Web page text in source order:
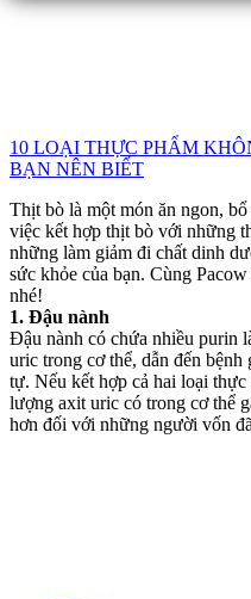
10 LOẠI THỰC PHẨM
BẠN NÊN BIẾT
Thịt bò là một món ăn ngon,
việc kết hợp thịt bò với những
những làm giảm đi chất dinh
sức khỏe của bạn. Cùng
nhé!
1. Đậu nành
Đậu nành có chứa nhiều purin
uric trong cơ thể, dẫn đến
tự. Nếu kết hợp cả hai loại
lượng axit uric có trong cơ thể
hơn đối với những người vốn